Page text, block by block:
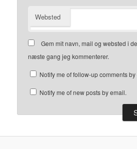
Websted
Gem mit navn, mail og websted i
næste gang jeg kommenterer.
Notify me of follow-up comments by
Notify me of new posts by email.